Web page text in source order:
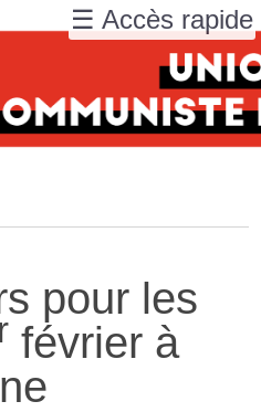
pour les
février à
☰ Accès rapide